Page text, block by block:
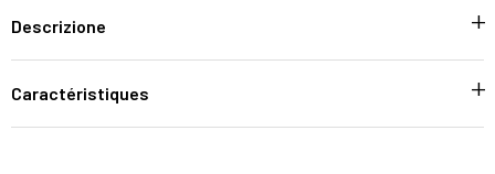
Descrizione
Caractéristiques